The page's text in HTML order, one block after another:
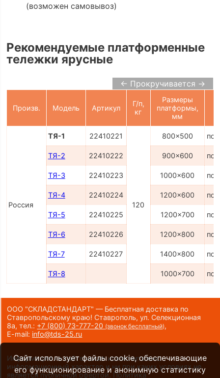
(возможен самовывоз)
Рекомендуемые платформенные
тележки ярусные
← Прокручивается →
Произв. Модель Артикул
Г/п,
кг
Размеры
платформы,
мм
Россия
ТЯ-1 22410221
120
800x500 по
ТЯ-2 22410222 900x600 по
ТЯ-3 22410223 1000x600 по
ТЯ-4 22410224 1200x600 по
ТЯ-5 22410225 1200x700 по
ТЯ-6 22410226 1200x800 по
ТЯ-7 22410227 1400x800 по
ТЯ-8 1000x700 по
ООО "СКЛАДСТАНДАРТ" — Бесплатная доставка по
Ставропольскому краю! Ставрополь, ул. Селекционная
8а,тел.: +7 (800) 73-777-20 (звонок бесплатный),
E-mail: info@tds-25.ru
Информация на сайте носит исключительно
информационный характер и ни при каких условиях не
является публичной офертой. Политика
Сайт использует файлы cookie, обеспечивающие
его функционирование и анонимную статистику